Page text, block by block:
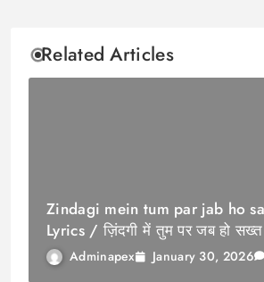
Related Articles
Zindagi mein tum par jab ho
Lyrics / ज़िंदगी में तुम पर जब हो
Adminapex January 30, 2026